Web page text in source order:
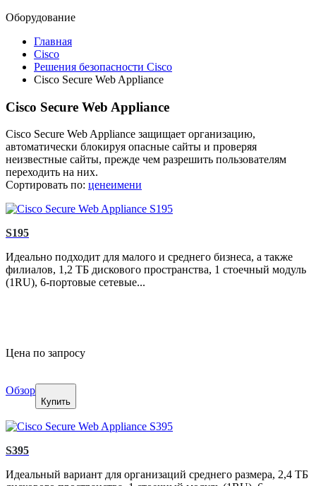
Оборудование
Главная
Cisco
Решения безопасности Cisco
Cisco Secure Web Appliance
Cisco Secure Web Appliance
Cisco Secure Web Appliance защищает организацию,
автоматически блокируя опасные сайты и проверяя
неизвестные сайты, прежде чем разрешить пользователям
переходить на них.
Сортировать по: ценеимени
S195
Идеально подходит для малого и среднего бизнеса, а также
филиалов, 1,2 ТБ дискового пространства, 1 стоечный модуль
(1RU), 6-портовые сетевые...
Цена по запросу
Обзор
Купить
S395
Идеальный вариант для организаций среднего размера, 2,4 ТБ